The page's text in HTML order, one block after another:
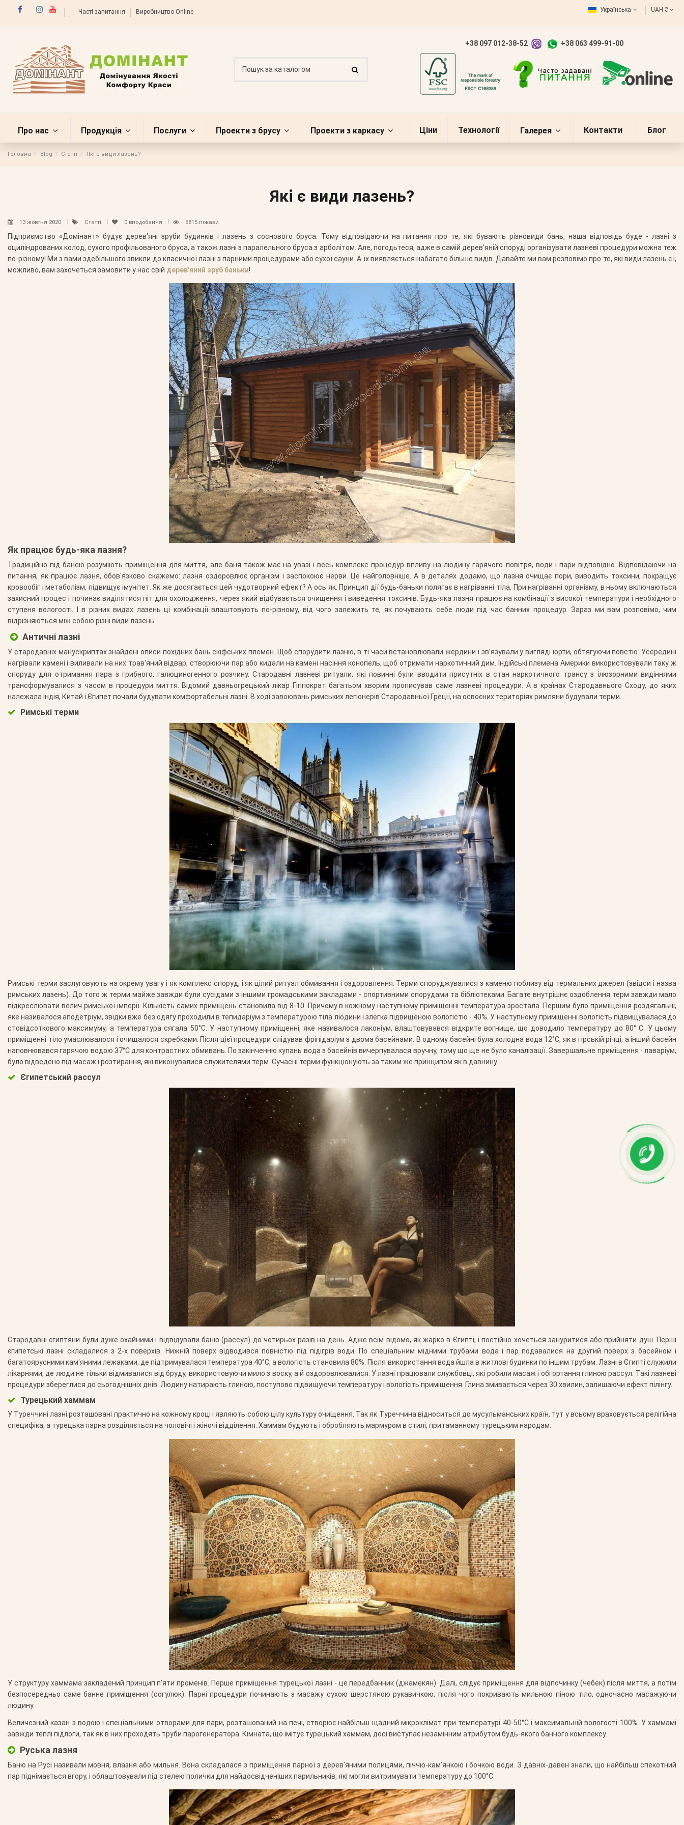
Часті запитання Виробництво Online Українська UAH ₴
+38 097 012-38-52 +38 063 499-91-00
Про нас Продукція Послуги Проекти з брусу Проекти з каркасу Ціни Технології Галерея Контакти Блог
Головна Blog Статті Які є види лазень?
Які є види лазень?
13 жовтня 2020 Статті 0 вподобання 6815 покази
Підприємство «Домінант» будує дерев'яні зруби будинків і лазень з соснового бруса. Тому відповідаючи на питання про те, які бувають різновиди бань, наша відповідь буде - лазні з
оциліндрованих колод, сухого профільованого бруса, а також лазні з паралельного бруса з арболітом. Але, погодьтеся, адже в самій дерев'яній споруді організувати лазневі процедури можна теж
по-різному! Ми з вами здебільшого звикли до класичної лазні з парними процедурами або сухої сауни. А їх виявляється набагато більше видів. Давайте ми вам розповімо про те, які види лазень є і,
можливо, вам захочеться замовити у нас свій дерев'яний зруб баньки!
Як працює будь-яка лазня?
Традиційно під банею розуміють приміщення для миття, але баня також має на увазі і весь комплекс процедур впливу на людину гарячого повітря, води і пари відповідно. Відповідаючи на
питання, як працює лазня, обов'язково скажемо: лазня оздоровлює організм і заспокоює нерви. Це найголовніше. А в деталях додамо, що лазня очищає пори, виводить токсини, покращує
кровообіг і метаболізм, підвищує імунітет. Як же досягається цей чудотворний ефект? А ось як. Принцип дії будь-баньки полягає в нагріванні тіла. При нагріванні організму, в ньому включаються
захисний процес і починає виділятися піт для охолодження, через який відбувається очищення і виведення токсинів. Будь-яка лазня працює на комбінації з високої температури і необхідного
ступеня вологості. І в різних видах лазень ці комбінації влаштовують по-різному, від чого залежить те, як почувають себе люди під час банних процедур. Зараз ми вам розповімо, чим
відрізняються між собою різні види лазень.
Античні лазні
У стародавніх манускриптах знайдені описи похідних бань скіфських племен. Щоб спорудити лазню, в ті часи встановлювали жердини і зв’язували у вигляді юрти, обтягуючи повстю. Усередині
нагрівали камені і виливали на них трав'яний відвар, створюючи пар або кидали на камені насіння конопель, щоб отримати наркотичний дим. Індійські племена Америки використовували таку ж
споруду для отримання пара з грибного, галюциногенного розчину. Стародавні лазневі ритуали, які повинні були вводити присутніх в стан наркотичного трансу з ілюзорними видіннями
трансформувалися з часом в процедури миття. Відомий давньогрецький лікар Гіппократ багатьом хворим прописував саме лазневі процедури. А в країнах Стародавнього Сходу, до яких
належала Індія, Китай і Єгипет почали будувати комфортабельні лазні. В ході завоювань римських легіонерів Стародавньої Греції, на освоєних територіях римляни будували терми.
Римські терми
Римські терми заслуговують на окрему увагу і як комплекс споруд, і як цілий ритуал обмивання і оздоровлення. Терми споруджувалися з каменю поблизу від термальних джерел (звідси і назва
римських лазень). До того ж терми майже завжди були сусідами з іншими громадськими закладами - спортивними спорудами та бібліотеками. Багате внутрішнє оздоблення терм завжди мало
підкреслювати велич римської імперії. Кількість самих приміщень становила від 8-10. Причому в кожному наступному приміщенні температура зростала. Першим було приміщення роздягальні,
яке називалося аподетріум, звідки вже без одягу проходили в тепидаріум з температурою тіла людини і злегка підвищеною вологістю - 40%. У наступному приміщенні вологість підвищувалася до
стовідсоткового максимуму, а температура сягала 50°С. У наступному приміщенні, яке називалося лаконіум, влаштовувався відкрите вогнище, що доводило температуру до 80° С. У цьому
приміщенні тіло умаслювалося і очищалося скребками. Після цієї процедури слідував фріпідаріум з двома басейнами. В одному басейні була холодна вода 12°С, як в гірській річці, а інший басейн
наповнювався гарячою водою 37°С для контрастних обмивань. По закінченню купань вода з басейнів вичерпувалася вручну, тому що ще не було каналізації. Завершальне приміщення - лаваріум,
було відведено під масаж і розтирання, які виконувалися служителями терм. Сучасні терми функціонують за таким же принципом як в давнину.
Єгипетський рассул
Стародавні єгиптяни були дуже охайними і відвідували баню (рассул) до чотирьох разів на день. Адже всім відомо, як жарко в Єгипті, і постійно хочеться зануритися або прийняти душ. Перші
єгипетські лазні складалися з 2-х поверхів. Нижній поверх відводився повністю під підігрів води. По спеціальним мідними трубами вода і пар подавалися на другий поверх з басейном і
багатоярусними кам'яними лежаками, де підтримувалася температура 40°С, а вологість становила 80%. Після використання вода йшла в житлові будинки по іншим трубам. Лазні в Єгипті служили
лікарнями, де люди не тільки відмивалися від бруду, використовуючи мило з воску, а й оздоровлювалися. У лазні працювали службовці, які робили масаж і обгортання глиною рассул. Такі лазневі
процедури збереглися до сьогоднішніх днів. Людину натирають глиною, поступово підвищуючи температуру і вологість приміщення. Глина змивається через 30 хвилин, залишаючи ефект пілінгу.
Турецький хаммам
У Туреччині лазні розташовані практично на кожному кроці і являють собою цілу культуру очищення. Так як Туреччина відноситься до мусульманських країн, тут у всьому враховується релігійна
специфіка, а турецька парна розділяється на чоловічі і жіночі відділення. Хаммам будують і обробляють мармуром в стилі, притаманному турецьким народам.
У структуру хаммама закладений принцип п'яти променів. Перше приміщення турецької лазні - це передбанник (джамекян). Далі, слідує приміщення для відпочинку (чебек) після миття, а потім
безпосередньо саме банне приміщення (согулюк). Парні процедури починають з масажу сухою шерстяною рукавичкою, після чого покривають мильною піною тіло, одночасно масажуючи
людину.
Величезний казан з водою і спеціальними отворами для пари, розташований на печі, створює найбільш щадний мікроклімат при температурі 40-50°С і максимальній вологості 100%. У хаммамі
завжди теплі підлоги, так як в них проходять труби парогенератора. Кімната, що імітує турецький хаммам, досі виступає незамінним атрибутом будь-якого банного комплексу.
Руська лазня
Баню на Русі називали мовня, влазня або мильня. Вона складалася з приміщення парної з дерев'яними полицями, піччю-кам'янкою і бочкою води. З давніх-давен знали, що найбільш спекотний
пар піднімається вгору, і облаштовували під стелею полички для найдосвідченіших парильників, які могли витримувати температуру до 100°С.